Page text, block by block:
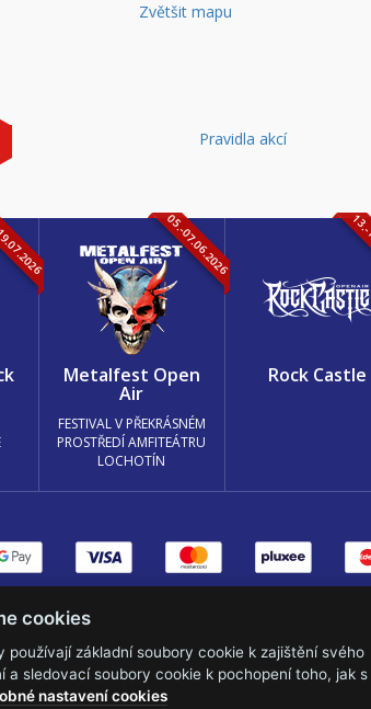
Zvětšit mapu
Pravidla akcí
05.-07.06.2026
Metalfest Open
Air
FESTIVAL V PŘEKRÁSNÉM
PROSTŘEDÍ AMFITEÁTRU
LOCHOTÍN
Rock Castle
Web s k metalu
cookies
používají základní soubory cookie k zajištění svého
a sledovací soubory cookie k pochopení toho, jak s
nastavení cookies